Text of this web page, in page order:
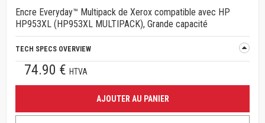
Encre Everyday™ Multipack de Xerox compatible avec HP
HP953XL (HP953XL MULTIPACK), Grande capacité
TECH SPECS OVERVIEW
74.90 € HTVA
AJOUTER AU PANIER